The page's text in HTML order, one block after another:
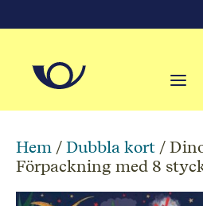
Hem / Dubbla kort /
Förpackning med 8